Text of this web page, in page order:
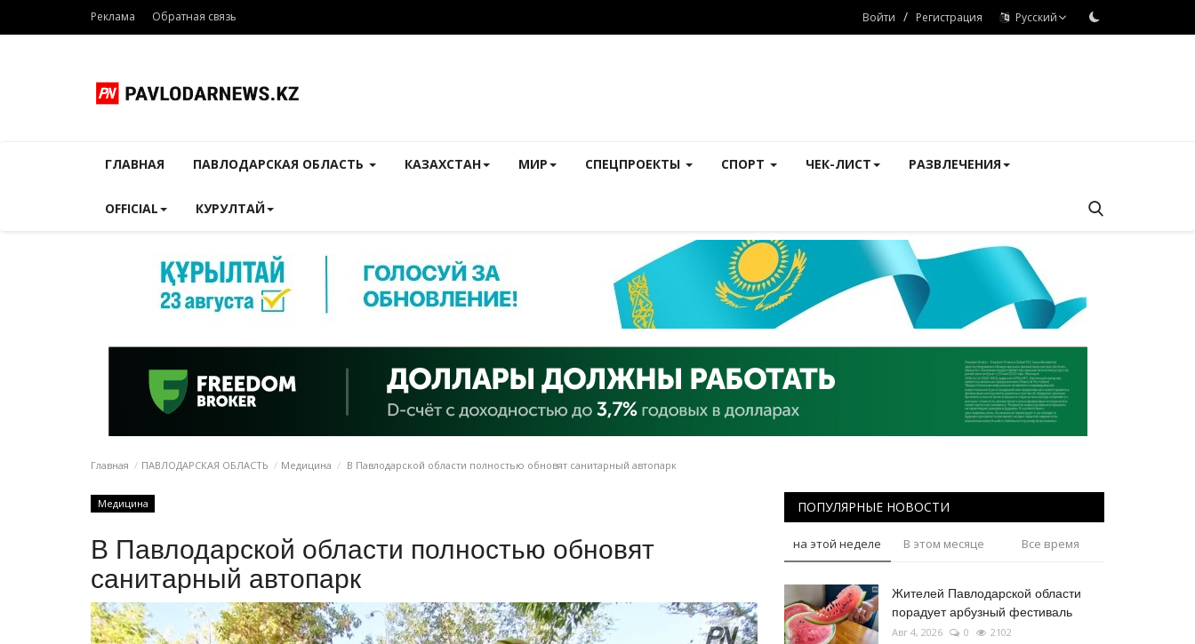
Реклама Обратная связь Войти / Регистрация Русский
ГЛАВНАЯ ПАВЛОДАРСКАЯ ОБЛАСТЬ КАЗАХСТАН МИР СПЕЦПРОЕКТЫ СПОРТ ЧЕК-ЛИСТ РАЗВЛЕЧЕНИЯ
OFFICIAL КУРУЛТАЙ
Главная ПАВЛОДАРСКАЯ ОБЛАСТЬ Медицина В Павлодарской области полностью обновят санитарный автопарк
Медицина
В Павлодарской области полностью обновят
санитарный автопарк
ПОПУЛЯРНЫЕ НОВОСТИ
на этой неделе В этом месяце Все время
Жителей Павлодарской области
порадует арбузный фестиваль
Авг 4, 2026 0 2102